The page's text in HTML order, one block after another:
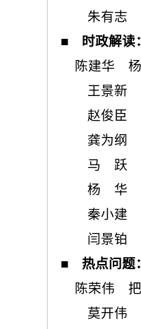
朱有志 新
■ 时政解读
陈建华
王景新 当
赵俊臣 李
龚为纲 土
马 跃 处
杨 华 大
秦小建 城
闫景铂 我
■ 热点问题
陈荣伟 把
莫开伟 加